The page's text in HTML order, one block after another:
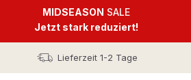
MIDSEASON SALE
Jetzt stark reduziert!
Lieferzeit 1-2 Tage